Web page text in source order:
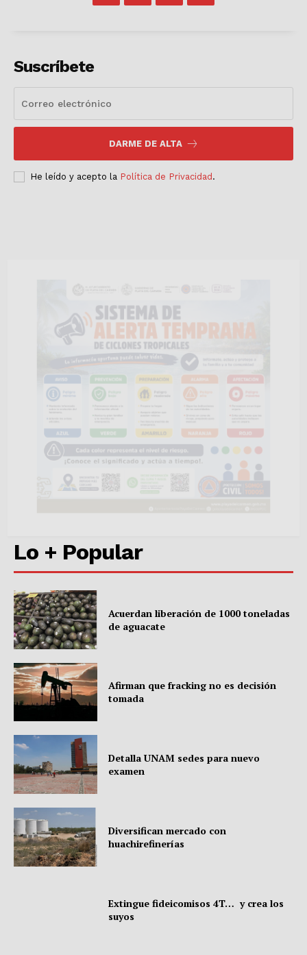
SUSCRÍBETE AHORA
Empresa
Política de privacidad
Políticas del Sitio
Mi cuenta
Suscríbete
DARME DE ALTA
He leído y acepto la Política de Privacidad .
Lo + Popular
Acuerdan liberación de 1000 toneladas
de aguacate
Afirman que fracking no es decisión
tomada
Detalla UNAM sedes para nuevo
examen
Diversifican mercado con
huachirefinerías
Extingue fideicomisos 4T… y crea los
suyos